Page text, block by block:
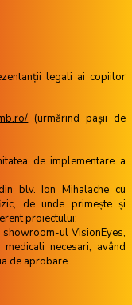
legali ai copiilor
(urmărind paşii de
de implementare a
blv. Ion Mihalache cu
de unde primeşte şi
proiectului;
ul VisionEyes,
necesari, având
de aprobare.